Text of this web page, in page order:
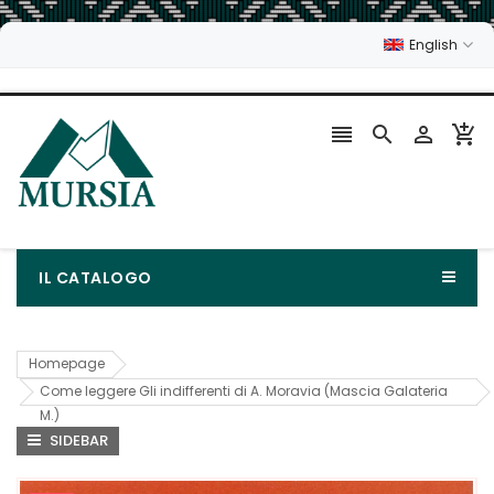
English
   
IL CATALOGO
Homepage
Come leggere Gli indifferenti di A. Moravia (Mascia Galateria
M.)
SIDEBAR